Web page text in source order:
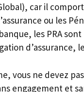
car il
ou les
les PRA
d’assurance,
vous ne devez
engagement et